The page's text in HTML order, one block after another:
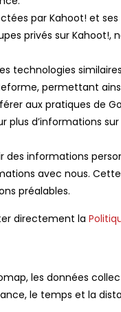
par Kahoot! et
privés sur
technologies
permettant
aux pratiques de
plus d’informations
informations
avec nous.
préalables.
directement la
les données
le temps et la